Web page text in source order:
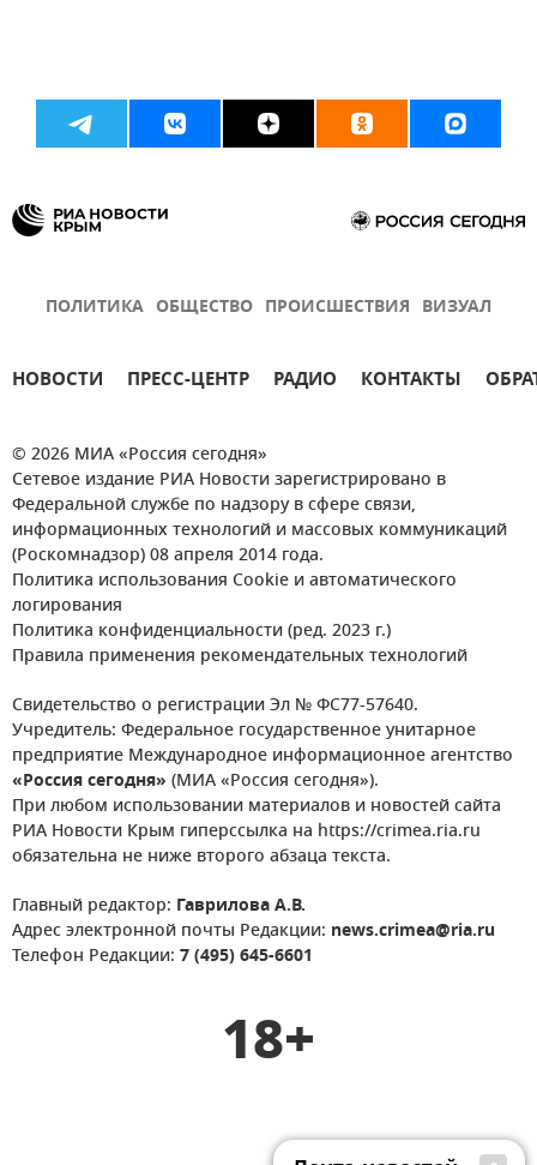
ПОЛИТИКА ОБЩЕСТВО ПРОИСШЕСТВИЯ ВИЗУАЛ
НОВОСТИ ПРЕСС-ЦЕНТР РАДИО КОНТАКТЫ
© 2026 МИА «Россия сегодня»
Сетевое издание РИА Новости зарегистрировано в
Федеральной службе по надзору в сфере связи,
информационных технологий и массовых коммуникаций
(Роскомнадзор) 08 апреля 2014 года.
Политика использования Cookie и автоматического
логирования
Политика конфиденциальности (ред. 2023 г.)
Правила применения рекомендательных технологий
Свидетельство о регистрации Эл № ФС77-57640.
Учредитель: Федеральное государственное унитарное
предприятие Международное информационное агентство
«Россия сегодня» (МИА «Россия сегодня»).
При любом использовании материалов и новостей сайта
РИА Новости Крым гиперссылка на https://crimea.ria.ru
обязательна не ниже второго абзаца текста.
Главный редактор: Гаврилова А.В.
Адрес электронной почты Редакции: news.crimea@ria.ru
Телефон Редакции: 7 (495) 645-6601
18+